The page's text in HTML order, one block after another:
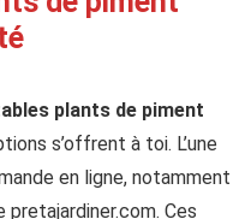
plants de piment
s’offrent à toi. L’une
en ligne, notamment
Ces